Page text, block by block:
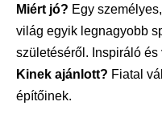
Miért jó? Egy
világ egyik legnagyobb
születéséről. Inspiráló és
Kinek ajánlott? Fiatal
építőinek.